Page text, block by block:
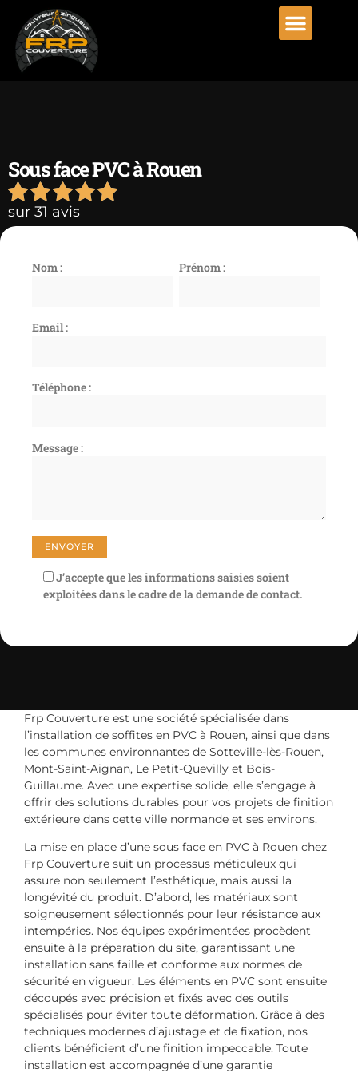
Sous face PVC à Rouen
sur 31 avis
Nom : Prénom :
Email :
Téléphone :
Message :
J’accepte que les informations saisies soient
exploitées dans le cadre de la demande de contact.
Frp Couverture est une société spécialisée dans
l’installation de soffites en PVC à Rouen, ainsi que dans
les communes environnantes de Sotteville-lès-Rouen,
Mont-Saint-Aignan, Le Petit-Quevilly et Bois-
Guillaume. Avec une expertise solide, elle s’engage à
offrir des solutions durables pour vos projets de finition
extérieure dans cette ville normande et ses environs.
La mise en place d’une sous face en PVC à Rouen chez
Frp Couverture suit un processus méticuleux qui
assure non seulement l’esthétique, mais aussi la
longévité du produit. D’abord, les matériaux sont
soigneusement sélectionnés pour leur résistance aux
intempéries. Nos équipes expérimentées procèdent
ensuite à la préparation du site, garantissant une
installation sans faille et conforme aux normes de
sécurité en vigueur. Les éléments en PVC sont ensuite
découpés avec précision et fixés avec des outils
spécialisés pour éviter toute déformation. Grâce à des
techniques modernes d’ajustage et de fixation, nos
clients bénéficient d’une finition impeccable. Toute
installation est accompagnée d’une garantie